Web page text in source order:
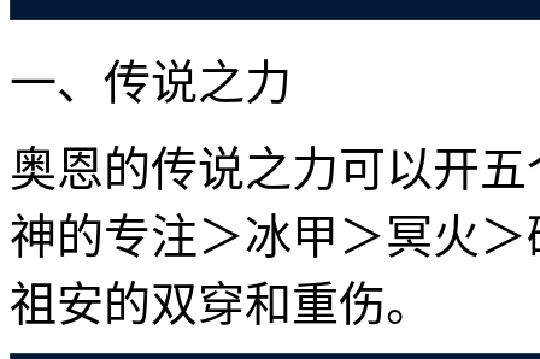
一、传说之力
奥恩的传说之力可以开
神的专注＞冰甲＞冥火
祖安的双穿和重伤。